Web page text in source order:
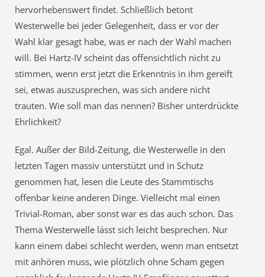
hervorhebenswert findet. Schließlich betont
Westerwelle bei jeder Gelegenheit, dass er vor der
Wahl klar gesagt habe, was er nach der Wahl machen
will. Bei Hartz-IV scheint das offensichtlich nicht zu
stimmen, wenn erst jetzt die Erkenntnis in ihm gereift
sei, etwas auszusprechen, was sich andere nicht
trauten. Wie soll man das nennen? Bisher unterdrückte
Ehrlichkeit?
Egal. Außer der Bild-Zeitung, die Westerwelle in den
letzten Tagen massiv unterstützt und in Schutz
genommen hat, lesen die Leute des Stammtischs
offenbar keine anderen Dinge. Vielleicht mal einen
Trivial-Roman, aber sonst war es das auch schon. Das
Thema Westerwelle lässt sich leicht besprechen. Nur
kann einem dabei schlecht werden, wenn man entsetzt
mit anhören muss, wie plötzlich ohne Scham gegen